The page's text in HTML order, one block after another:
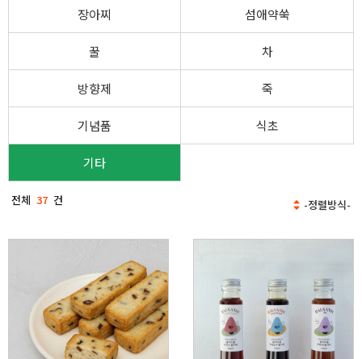
장아찌 섬애약쑥
꿀 차
방향제 죽
기념품 식초
기타
전체 37 건